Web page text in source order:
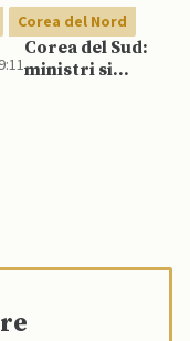
dopo raid
israeliani nel Sud
Corea del Nord
Corea del Sud:
ministri si